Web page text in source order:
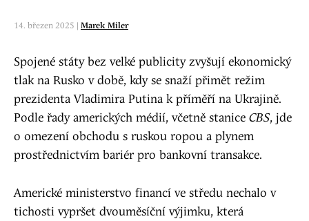
14. březen 2025 | Marek Miler
Spojené státy bez velké publicity zvyšují ekonomický
tlak na Rusko v době, kdy se snaží přimět režim
prezidenta Vladimira Putina k příměří na Ukrajině.
Podle řady amerických médií, včetně stanice CBS, jde
o omezení obchodu s ruskou ropou a plynem
prostřednictvím bariér pro bankovní transakce.
Americké ministerstvo financí ve středu nechalo v
tichosti vypršet dvouměsíční výjimku, která